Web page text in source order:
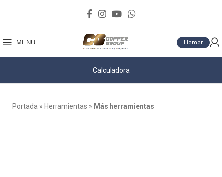
MENU Llamar
Calculadora
Portada » Herramientas » Más herramientas